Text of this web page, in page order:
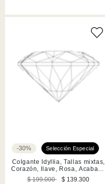
-30%
Colgante Idyllia, Tallas mixtas,
Corazón, llave, Rosa, Acabado
en tono oro
$ 199.000
$ 139.300